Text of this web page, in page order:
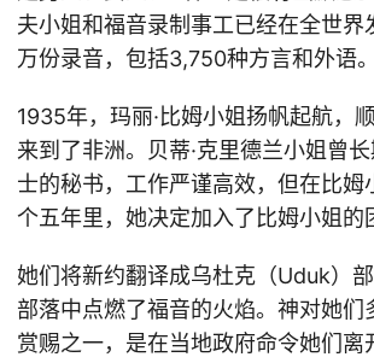
夫小姐和福音录制事工已经在全世界
万份录音，包括3,750种方言和外语。
1935年，玛丽·比姆小姐扬帆起航，
来到了非洲。贝蒂·克里德兰小姐曾
士的秘书，工作严谨高效，但在比姆
个五年里，她决定加入了比姆小姐的
她们将新约翻译成乌杜克（Uduk）
部落中点燃了福音的火焰。神对她们
赏赐之一，是在当地政府命令她们离